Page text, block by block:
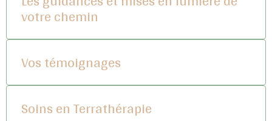
votre chemin
Vos témoignages
Soins en Terrathérapie